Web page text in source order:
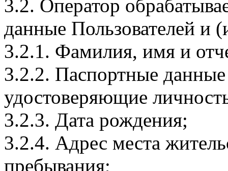
3.2. Оператор
данные Пользователей и
3.2.1. Фамилия, имя и
3.2.2. Паспортные
удостоверяющие
3.2.3. Дата рождения;
3.2.4. Адрес места
пребывания;